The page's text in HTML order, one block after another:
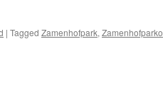
| Tagged Zamenhofpark, Zamenhofparko